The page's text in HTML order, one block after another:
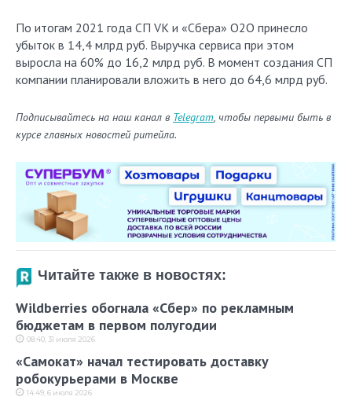
По итогам 2021 года СП VK и «Сбера» О2О принесло
убыток в 14,4 млрд руб. Выручка сервиса при этом
выросла на 60% до 16,2 млрд руб. В момент создания СП
компании планировали вложить в него до 64,6 млрд руб.
Подписывайтесь на наш канал в Telegram, чтобы первыми быть в
курсе главных новостей ритейла.
Читайте также в новостях:
Wildberries обогнала «Сбер» по рекламным
бюджетам в первом полугодии
08:40, 31 июля 2026
«Самокат» начал тестировать доставку
робокурьерами в Москве
14:49, 6 июля 2026